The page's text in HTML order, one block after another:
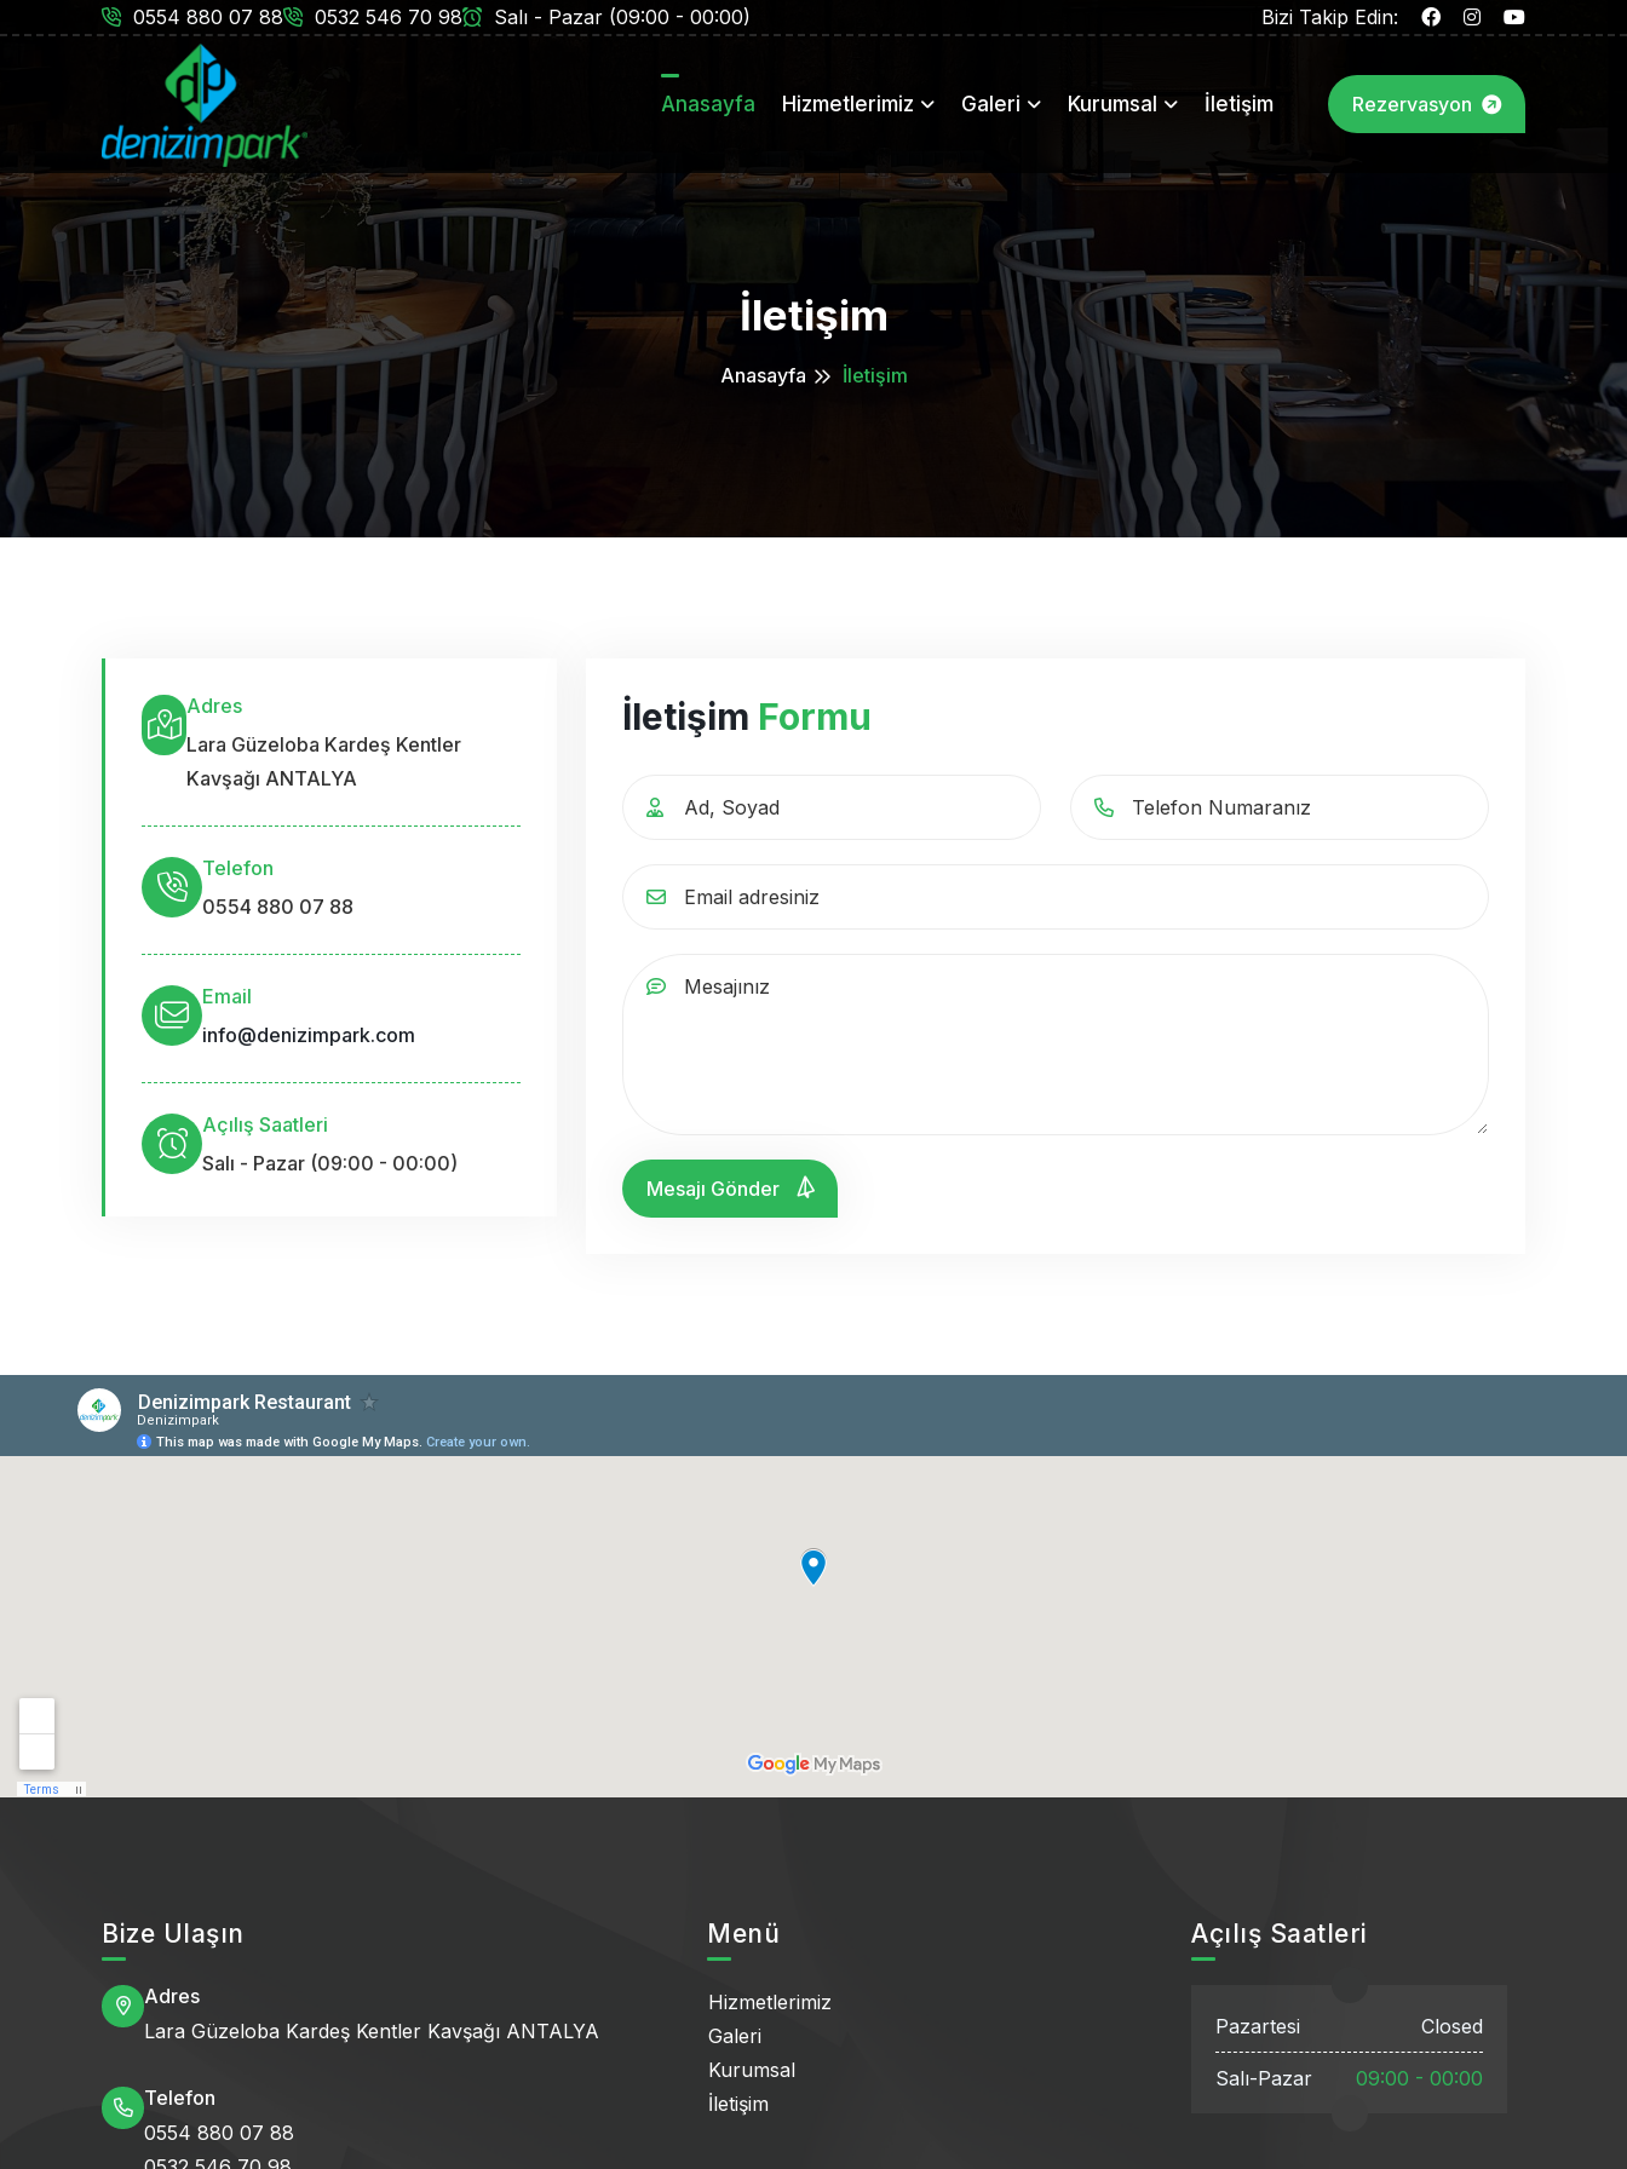
0554 880 07 88 0532 546 70 98 Salı - Pazar (09:00 - 00:00) Bizi Takip Edin:
Anasayfa Hizmetlerimiz Galeri Kurumsal İletişim Rezervasyon
İletişim
Anasayfa İletişim
Adres
Lara Güzeloba Kardeş Kentler
Kavşağı ANTALYA
Telefon
0554 880 07 88
Email
info@denizimpark.com
Açılış Saatleri
Salı - Pazar (09:00 - 00:00)
İletişim Formu
Mesajı Gönder
Bize Ulaşın
Adres
Lara Güzeloba Kardeş Kentler Kavşağı ANTALYA
Telefon
0554 880 07 88
Menü
Hizmetlerimiz
Galeri
Kurumsal
İletişim
Açılış Saatleri
Pazartesi Closed
Salı-Pazar 09:00 - 00:00